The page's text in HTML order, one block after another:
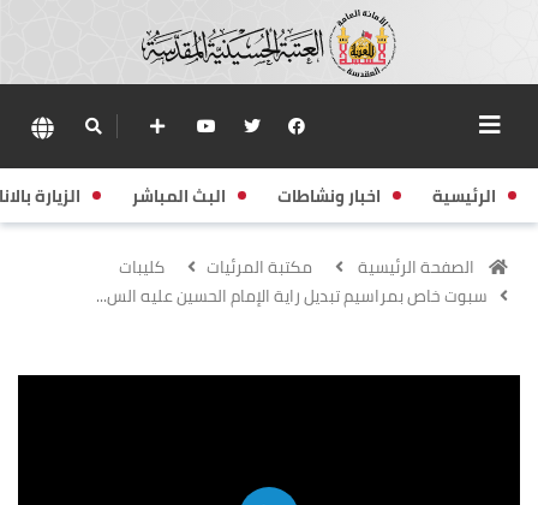
الرئيسية اخبار ونشاطات البث المباشر الزيارة
الصفحة الرئيسية مكتبة المرئيات
كليبات
سبوت خاص بمراسيم تبديل راية الإمام الحسين عليه الس...